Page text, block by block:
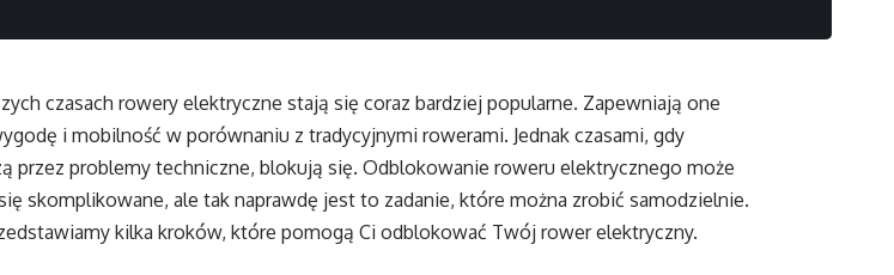
czasach rowery elektryczne stają się coraz bardziej popularne. Zapewniają one
i mobilność w porównaniu z tradycyjnymi rowerami. Jednak czasami, gdy
przez problemy techniczne, blokują się. Odblokowanie roweru elektrycznego może
skomplikowane, ale tak naprawdę jest to zadanie, które można zrobić samodzielnie.
kilka kroków, które pomogą Ci odblokować Twój rower elektryczny.